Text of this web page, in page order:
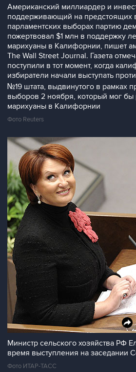
Американский миллиардер и
поддерживающий на
парламентских выборах партию
пожертвовал $1 млн в поддержку
марихуаны в Калифорнии, пишет
The Wall Street Journal. Газета
поступили в тот момент, когда
избиратели начали выступать
№19 штата, выдвинутого в рамках
выборов 2 ноября, который мог бы
марихуаны в Калифорнии
Фото Reuters
Министр сельского хозяйства РФ
время выступления на заседании
Фото ИТАР-ТАСС